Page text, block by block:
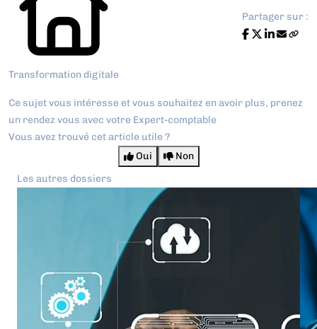
Transformation digitale
Partager sur :
Ce sujet vous intéresse et vous souhaitez en avoir plus, prenez
un rendez vous avec votre Expert-comptable
Vous avez trouvé cet article utile ?
Oui
Non
Les autres dossiers